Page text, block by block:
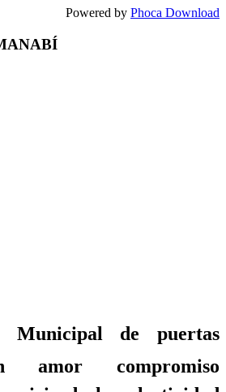
Powered by Phoca Download
Municipal de puertas
amor compromiso